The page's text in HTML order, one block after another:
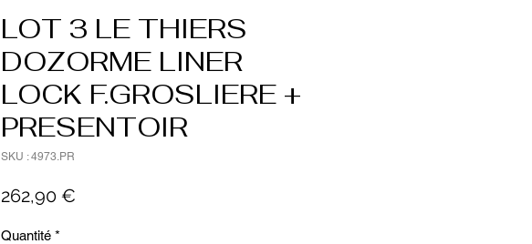
LOT 3 LE THIERS
DOZORME LINER
LOCK F.GROSLIERE +
PRESENTOIR
SKU : 4973.PR
262,90 €
Quantité *